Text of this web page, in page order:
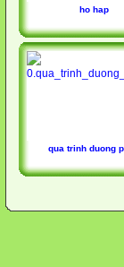
ho hap
qua trinh duong